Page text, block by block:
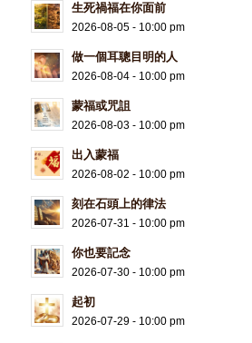
生死禍福在你面前
2026-08-05 - 10:00 pm
做一個耳聰目明的人
2026-08-04 - 10:00 pm
蒙福或咒詛
2026-08-03 - 10:00 pm
出入蒙福
2026-08-02 - 10:00 pm
刻在石頭上的律法
2026-07-31 - 10:00 pm
你也要記念
2026-07-30 - 10:00 pm
起初
2026-07-29 - 10:00 pm